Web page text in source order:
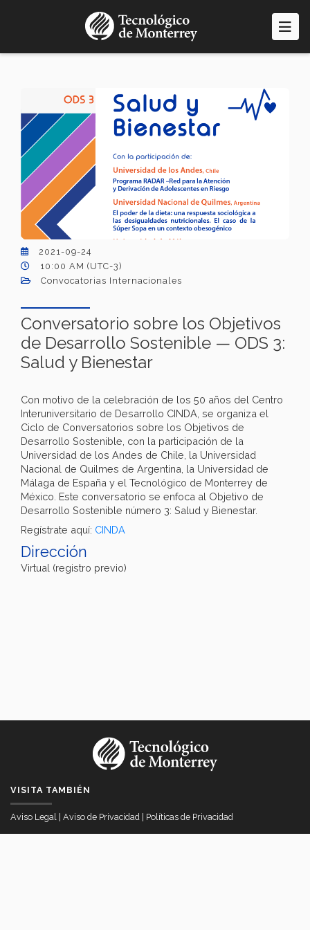
2021-09-24
10:00 AM (UTC-3)
Convocatorias Internacionales
Conversatorio sobre los Objetivos
de Desarrollo Sostenible — ODS 3:
Salud y Bienestar
Con motivo de la celebración de los 50 años del Centro
Interuniversitario de Desarrollo CINDA, se organiza el
Ciclo de Conversatorios sobre los Objetivos de
Desarrollo Sostenible, con la participación de la
Universidad de los Andes de Chile, la Universidad
Nacional de Quilmes de Argentina, la Universidad de
Málaga de España y el Tecnológico de Monterrey de
México. Este conversatorio se enfoca al Objetivo de
Desarrollo Sostenible número 3: Salud y Bienestar.
Regístrate aquí: CINDA
Dirección
Virtual (registro previo)
VISITA TAMBIÉN
Aviso Legal | Aviso de Privacidad | Políticas de Privacidad